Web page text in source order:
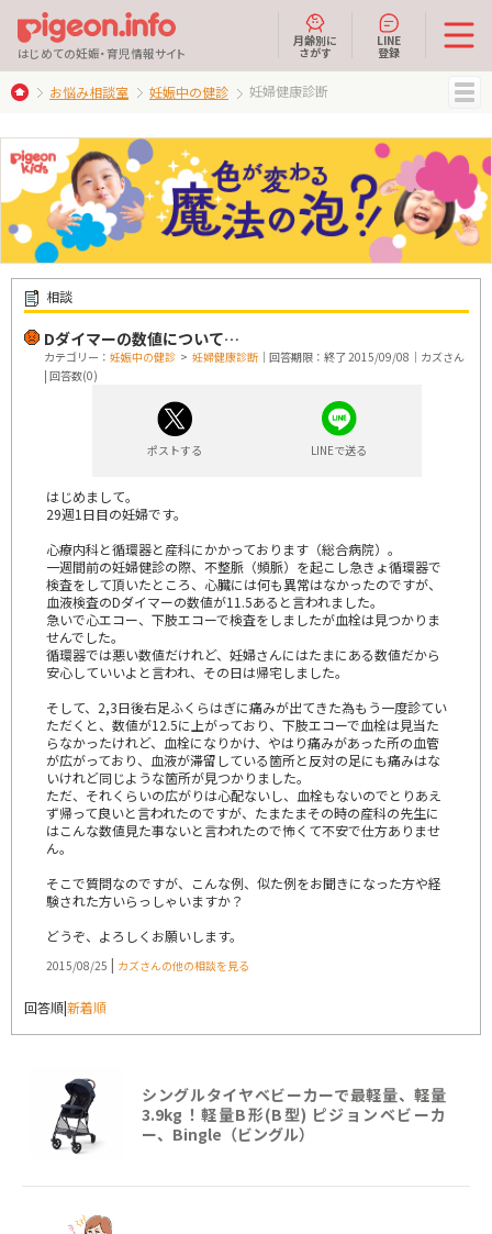
はじめての妊娠・育児情報サイト
月齢別に
さがす
LINE
登録
お悩み相談室 妊娠中の健診 妊婦健康診断
相談
Dダイマーの数値について…
カテゴリー： 妊娠中の健診 > 妊婦健康診断 ｜回答期限：終了 2015/09/08｜カズさん
| 回答数(0)
ポストする LINEで送る
はじめまして。
29週1日目の妊婦です。
心療内科と循環器と産科にかかっております（総合病院）。
一週間前の妊婦健診の際、不整脈（頻脈）を起こし急きょ循環器で
検査をして頂いたところ、心臓には何も異常はなかったのですが、
血液検査のDダイマーの数値が11.5あると言われました。
急いで心エコー、下肢エコーで検査をしましたが血栓は見つかりま
せんでした。
循環器では悪い数値だけれど、妊婦さんにはたまにある数値だから
安心していいよと言われ、その日は帰宅しました。
そして、2,3日後右足ふくらはぎに痛みが出てきた為もう一度診てい
ただくと、数値が12.5に上がっており、下肢エコーで血栓は見当た
らなかったけれど、血栓になりかけ、やはり痛みがあった所の血管
が広がっており、血液が滞留している箇所と反対の足にも痛みはな
いけれど同じような箇所が見つかりました。
ただ、それくらいの広がりは心配ないし、血栓もないのでとりあえ
ず帰って良いと言われたのですが、たまたまその時の産科の先生に
はこんな数値見た事ないと言われたので怖くて不安で仕方ありませ
ん。
そこで質問なのですが、こんな例、似た例をお聞きになった方や経
験された方いらっしゃいますか？
どうぞ、よろしくお願いします。
2015/08/25 | カズさんの他の相談を見る
回答順|新着順
シングルタイヤベビーカーで最軽量、軽量
3.9kg！軽量B形(B型) ピジョンベビーカ
ー、Bingle（ビングル）